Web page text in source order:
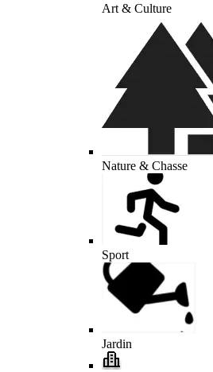
Art & Culture
Nature & Chasse
Sport
Jardin